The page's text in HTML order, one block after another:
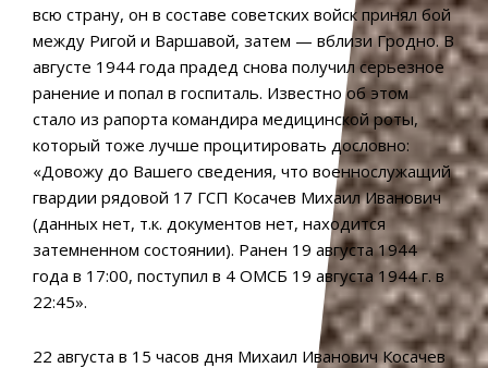
всю страну, он в составе советских войск принял бой
между Ригой и Варшавой, затем — вблизи Гродно. В
августе 1944 года прадед снова получил серьезное
ранение и попал в госпиталь. Известно об этом
стало из рапорта командира медицинской роты,
который тоже лучше процитировать дословно:
«Довожу до Вашего сведения, что военнослужащий
гвардии рядовой 17 ГСП Косачев Михаил Иванович
(данных нет, т.к. документов нет, находится
затемненном состоянии). Ранен 19 августа 1944
года в 17:00, поступил в 4 ОМСБ 19 августа 1944 г. в
22:45».
22 августа в 15 часов дня Михаил Иванович Косачев